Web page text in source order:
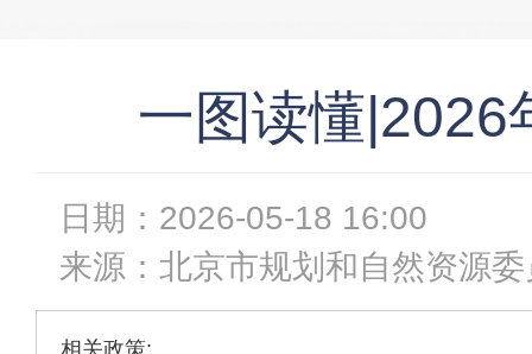
一图读懂|2026
日期： 2026-05-18 16:00
来源： 北京市规划和自然资源